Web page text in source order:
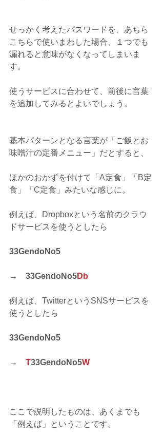
せっかく考えたパスワードを、あちら
こちらで使いまわした場合、１つでも
漏れると意味がなくなってしまいま
す。
使うサービスに合わせて、前後に言葉
を追加してみるとよいでしょう。
基本パターンとなる言葉が「ご飯とお
味噌汁の定番メニュー」だとすると、
ほかのおかずを付けて「A定食」「B定
食」「C定食」みたいな感じに。
例えば、Dropboxという名前のクラウ
ドサービスを使うとしたら
33GendoNo5
→　33GendoNo5Db
例えば、TwitterというSNSサービスを
使うとしたら
33GendoNo5
→ T33GendoNo5W
ここで説明したものは、あくまでも
「例えば」ということです。